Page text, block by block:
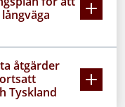
åtgärder
Tyskland